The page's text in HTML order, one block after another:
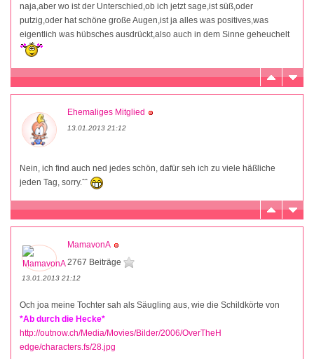
naja,aber wo ist der Unterschied,ob ich jetzt sage,ist süß,oder
putzig,oder hat schöne große Augen,ist ja alles was positives,was
eigentlich was hübsches ausdrückt,also auch in dem Sinne geheuchelt
Ehemaliges Mitglied
13.01.2013 21:12
Nein, ich find auch ned jedes schön, dafür seh ich zu viele häßliche
jeden Tag, sorry.ˆˆ
MamavonA
2767 Beiträge
13.01.2013 21:12
Och joa meine Tochter sah als Säugling aus, wie die Schildkörte von
*Ab durch die Hecke*
http://outnow.ch/Media/Movies/Bilder/2006/OverTheH
edge/characters.fs/28.jpg